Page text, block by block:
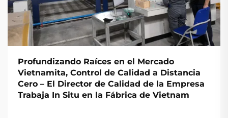
Profundizando Raíces en el Mercado
Vietnamita, Control de Calidad a Distancia
Cero – El Director de Calidad de la Empresa
Trabaja In Situ en la Fábrica de Vietnam